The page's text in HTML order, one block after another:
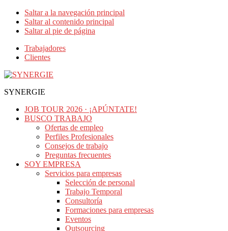
Saltar a la navegación principal
Saltar al contenido principal
Saltar al pie de página
Trabajadores
Clientes
SYNERGIE
JOB TOUR 2026 · ¡APÚNTATE!
BUSCO TRABAJO
Ofertas de empleo
Perfiles Profesionales
Consejos de trabajo
Preguntas frecuentes
SOY EMPRESA
Servicios para empresas
Selección de personal
Trabajo Temporal
Consultoría
Formaciones para empresas
Eventos
Outsourcing